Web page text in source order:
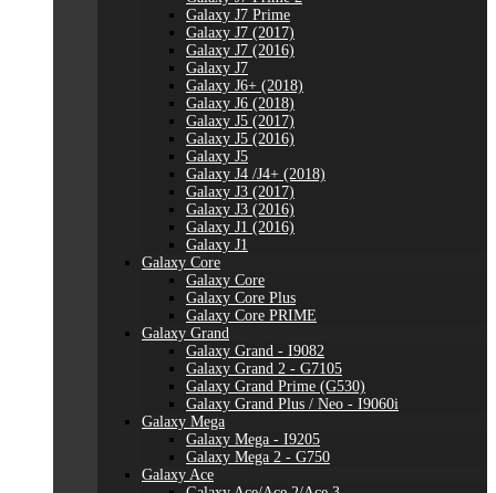
Galaxy J7 Prime
Galaxy J7 (2017)
Galaxy J7 (2016)
Galaxy J7
Galaxy J6+ (2018)
Galaxy J6 (2018)
Galaxy J5 (2017)
Galaxy J5 (2016)
Galaxy J5
Galaxy J4 /J4+ (2018)
Galaxy J3 (2017)
Galaxy J3 (2016)
Galaxy J1 (2016)
Galaxy J1
Galaxy Core
Galaxy Core
Galaxy Core Plus
Galaxy Core PRIME
Galaxy Grand
Galaxy Grand - I9082
Galaxy Grand 2 - G7105
Galaxy Grand Prime (G530)
Galaxy Grand Plus / Neo - I9060i
Galaxy Mega
Galaxy Mega - I9205
Galaxy Mega 2 - G750
Galaxy Ace